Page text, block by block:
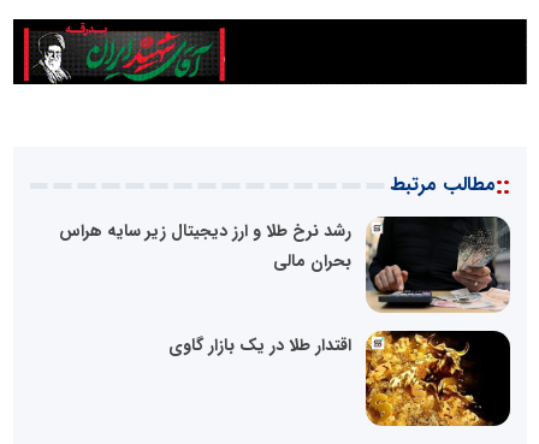
::مطالب مرتبط
رشد نرخ طلا و ارز دیجیتال زیر سایه هراس
بحران مالی
اقتدار طلا در یک بازار گاوی